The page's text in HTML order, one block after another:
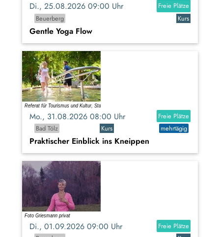
Di., 25.08.2026 09:00 Uhr
Freie Plätze
Beuerberg
Kurs
Gentle Yoga Flow
Mo., 31.08.2026 08:00 Uhr
Freie Plätze
Bad Tölz
Kurs mehrtägig
Praktischer Einblick ins Kneippen
Di., 01.09.2026 09:00 Uhr
Freie Plätze